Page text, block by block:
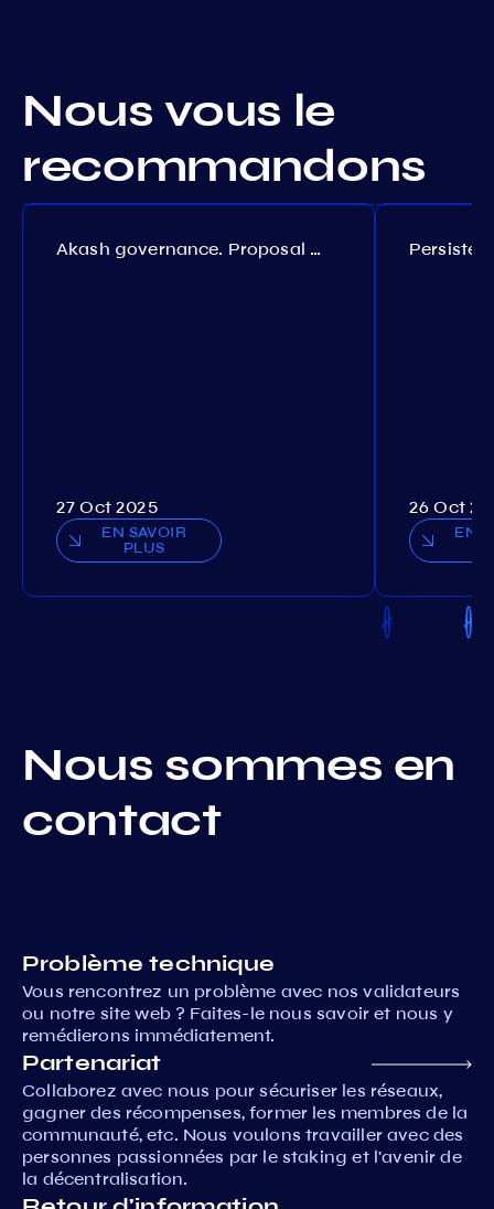
Nous vous le
recommandons
Akash governance. Proposal №308
27 Oct 2025
EN SAVOIR
PLUS
26 Oct
EN
Nous sommes en
contact
Problème technique
Vous rencontrez un problème avec nos validateurs
ou notre site web ? Faites-le nous savoir et nous y
remédierons immédiatement.
Partenariat
Collaborez avec nous pour sécuriser les réseaux,
gagner des récompenses, former les membres de la
communauté, etc. Nous voulons travailler avec des
personnes passionnées par le staking et l'avenir de
la décentralisation.